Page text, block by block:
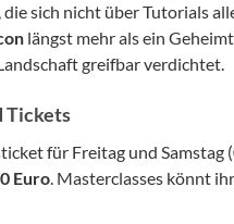
sich nicht über Tutorials
längst mehr als ein
greifbar verdichtet.
Tickets
für Freitag und
Euro. Masterclasses könnt